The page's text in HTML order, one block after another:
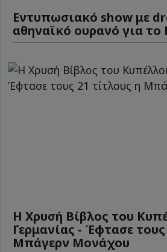
Εντυπωσιακό show με
αθηναϊκό ουρανό για το
Η Χρυσή Βίβλος του
Γερμανίας - Έφτασε τους
Μπάγερν Μονάχου